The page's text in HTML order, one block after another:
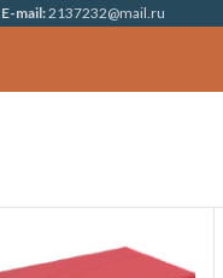
E-mail:2137232@mail.ru